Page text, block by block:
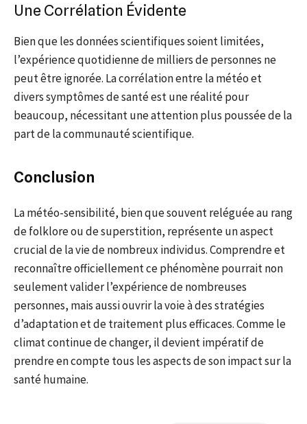
Une Corrélation Évidente
Bien que les données scientifiques soient limitées,
l’expérience quotidienne de milliers de personnes ne
peut être ignorée. La corrélation entre la météo et
divers symptômes de santé est une réalité pour
beaucoup, nécessitant une attention plus poussée de la
part de la communauté scientifique.
Conclusion
La météo-sensibilité, bien que souvent reléguée au rang
de folklore ou de superstition, représente un aspect
crucial de la vie de nombreux individus. Comprendre et
reconnaître officiellement ce phénomène pourrait non
seulement valider l’expérience de nombreuses
personnes, mais aussi ouvrir la voie à des stratégies
d’adaptation et de traitement plus efficaces. Comme le
climat continue de changer, il devient impératif de
prendre en compte tous les aspects de son impact sur la
santé humaine.